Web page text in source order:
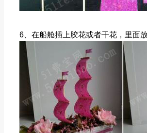
6、在船舱插上胶花或者干花，里面